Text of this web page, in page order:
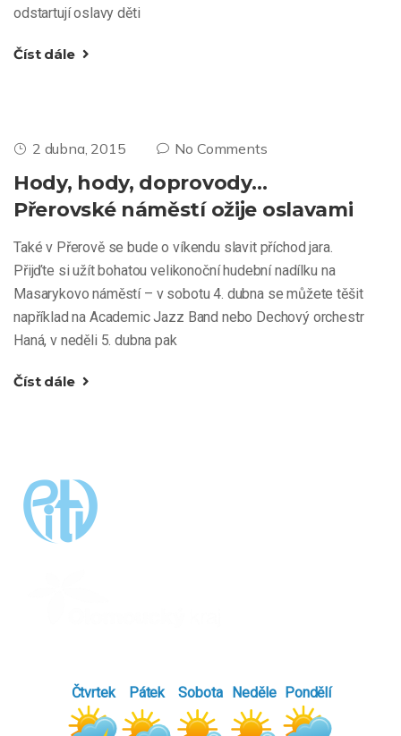
odstartují oslavy děti
Číst dále
2 dubna, 2015 No Comments
Hody, hody, doprovody…
Přerovské náměstí ožije oslavami
Také v Přerově se bude o víkendu slavit příchod jara.
Přijďte si užít bohatou velikonoční hudební nadílku na
Masarykovo náměstí – v sobotu 4. dubna se můžete těšit
například na Academic Jazz Band nebo Dechový orchestr
Haná, v neděli 5. dubna pak
Číst dále
Čtvrtek Pátek Sobota Neděle Pondělí